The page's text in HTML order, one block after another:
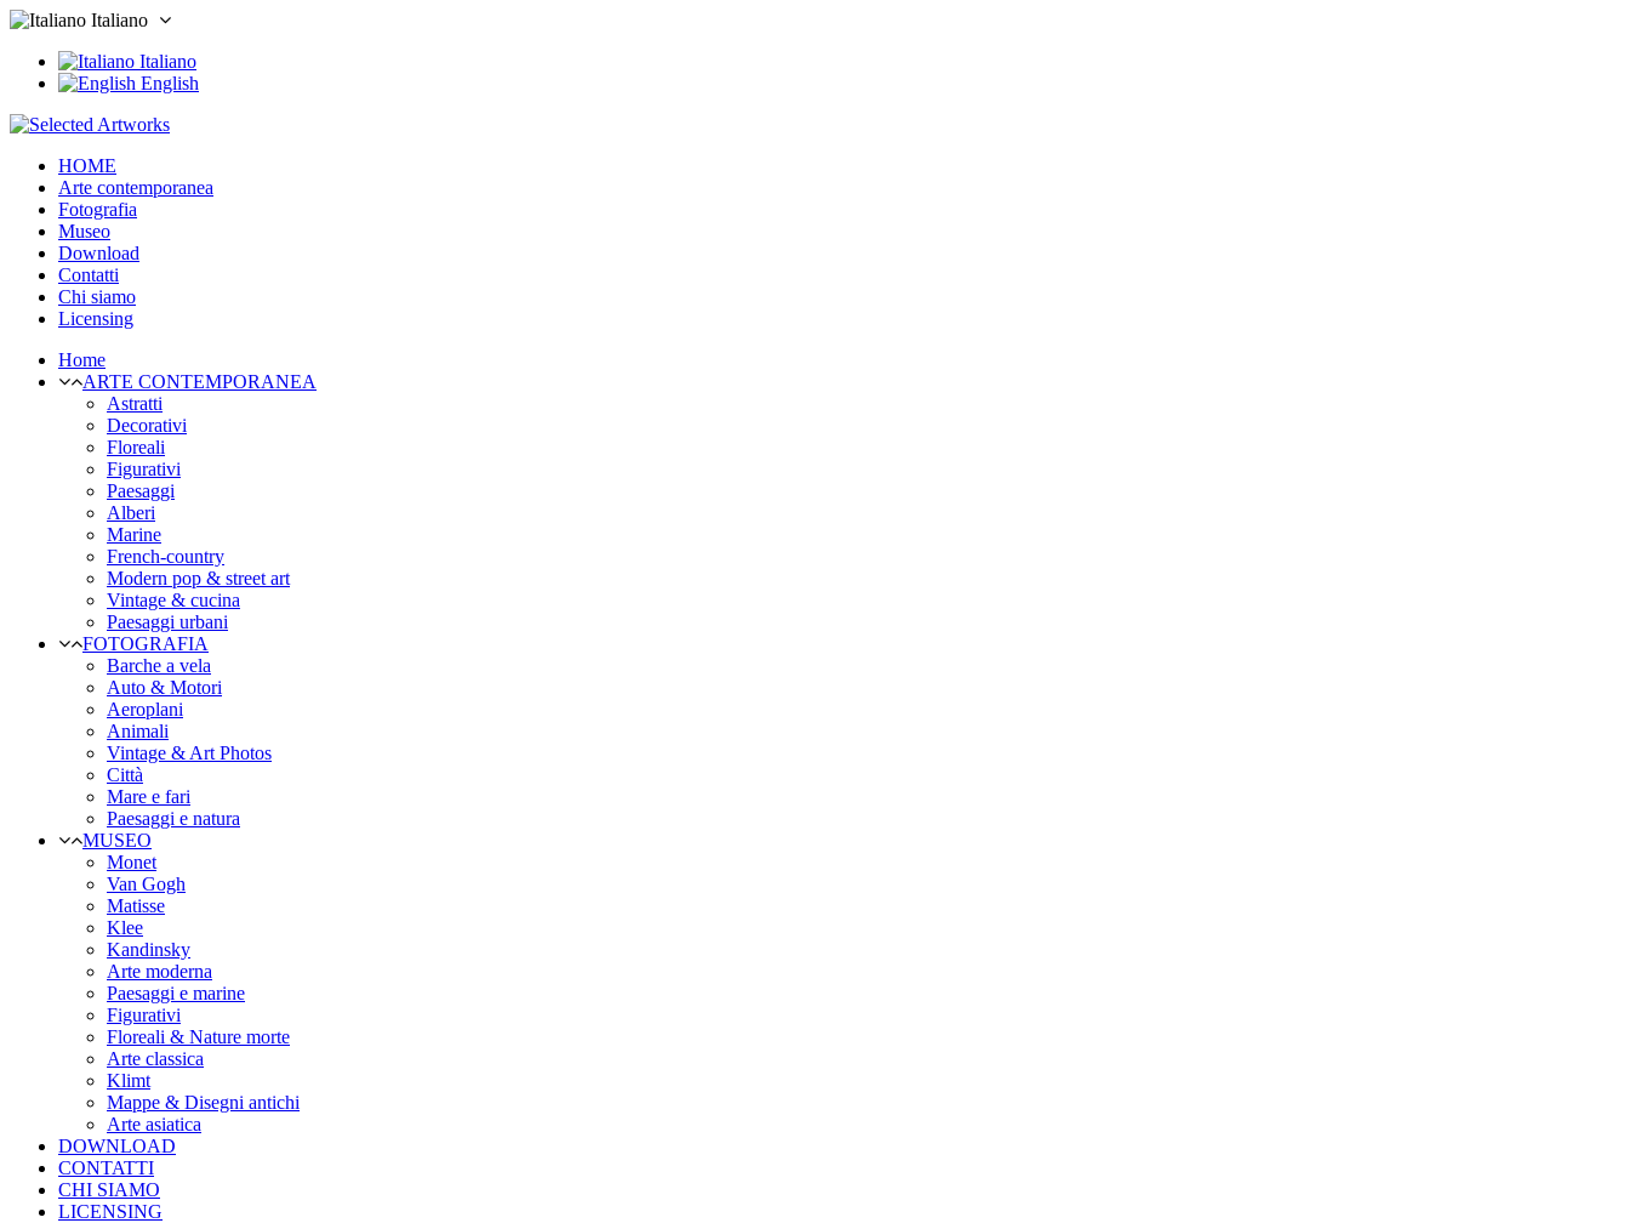
Italiano
Italiano
English
HOME
Arte contemporanea
Fotografia
Museo
Download
Contatti
Chi siamo
Licensing
Home
ARTE CONTEMPORANEA
Astratti
Decorativi
Floreali
Figurativi
Paesaggi
Alberi
Marine
French-country
Modern pop & street art
Vintage & cucina
Paesaggi urbani
FOTOGRAFIA
Barche a vela
Auto & Motori
Aeroplani
Animali
Vintage & Art Photos
Città
Mare e fari
Paesaggi e natura
MUSEO
Monet
Van Gogh
Matisse
Klee
Kandinsky
Arte moderna
Paesaggi e marine
Figurativi
Floreali & Nature morte
Arte classica
Klimt
Mappe & Disegni antichi
Arte asiatica
DOWNLOAD
CONTATTI
CHI SIAMO
LICENSING